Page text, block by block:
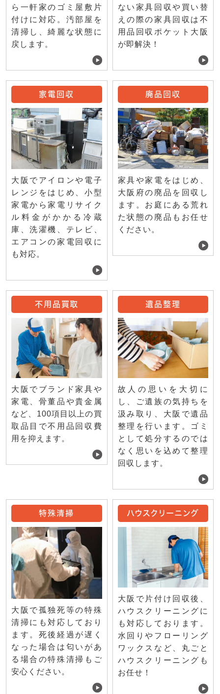
ら一軒家のゴミ屋敷片
付けに対応。汚部屋を
清掃し、綺麗な状態に
戻します。
ない家具回収や買い替
えの際の家具回収は不
用品回収ポケット大阪
が即解決！
家電回収
大阪でアイロンや電子
レンジをはじめ、小型
家電から家電リサイク
ル料金がかかる冷蔵
庫、洗濯機、テレビ、
エアコンの家電回収に
も対応。
廃品回収
家具や家電をはじめ、
大阪府の廃品を回収し
ます。お庭にある荒れ
た状態の廃品もお任せ
ください。
不用品買取
大阪でブランド家具や
家電、骨董品や貴金属
など、100項目以上の買
取品目で不用品回収費
用を抑えます。
遺品整理
故人の思いを大切に
し、ご遺族の気持ちを
汲み取り、大阪で遺品
整理を行います。ゴミ
として処分するのでは
なく思いを込めて整理
回収します。
特殊清掃
大阪で孤独死等の特殊
清掃にも対応しており
ます。死後経過が遅く
なった場合は匂いがあ
る場合の特殊清掃もご
安心ください。
ハウスクリーニング
大阪で片付け回収後、
ハウスクリーニングに
も対応しております。
水回りやフローリング
ワックスなど、丸ごと
ハウスクリーニングも
お任せ！